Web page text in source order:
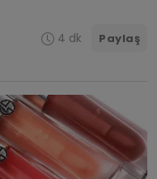
4 dk Paylaş